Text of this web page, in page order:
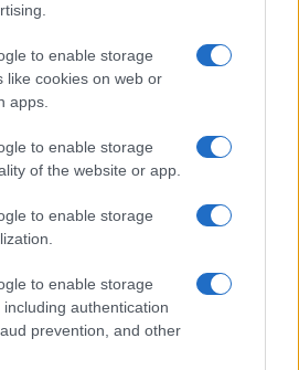
to enable storage
like cookies on web or
apps.
to enable storage
of the website or app.
to enable storage
to enable storage
authentication
prevention, and other